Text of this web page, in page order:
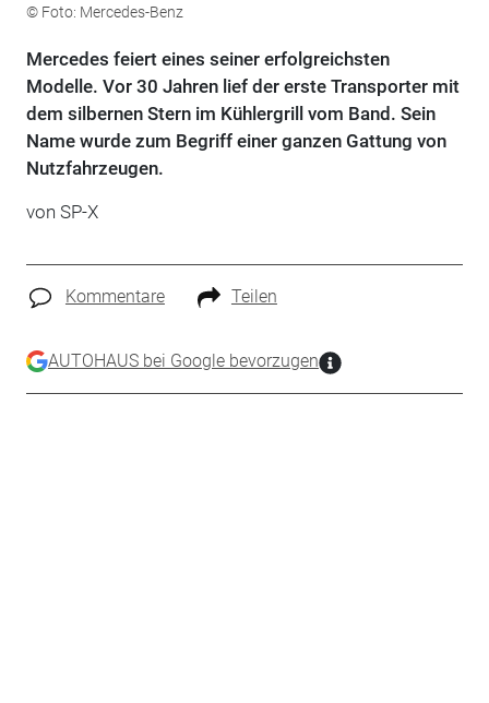
© Foto: Mercedes-Benz
Mercedes feiert eines seiner erfolgreichsten
Modelle. Vor 30 Jahren lief der erste Transporter mit
dem silbernen Stern im Kühlergrill vom Band. Sein
Name wurde zum Begriff einer ganzen Gattung von
Nutzfahrzeugen.
von SP-X
Kommentare Teilen
AUTOHAUS bei Google bevorzugen